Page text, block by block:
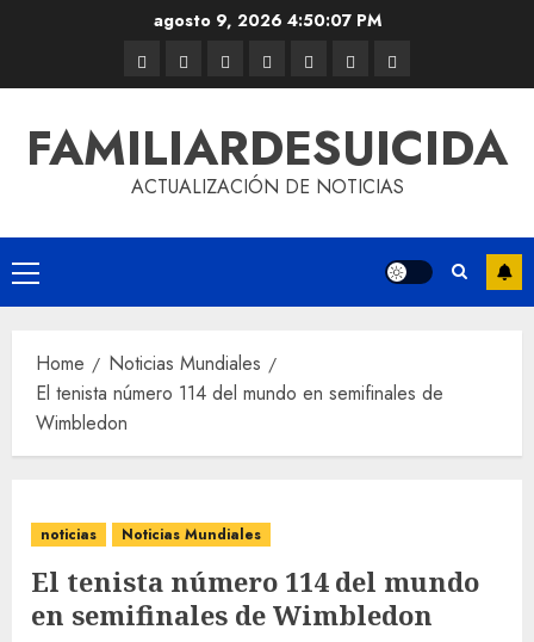
agosto 9, 2026 4:50:08 PM
FAMILIARDESUICIDA
ACTUALIZACIÓN DE NOTICIAS
Home
Noticias Mundiales
El tenista número 114 del mundo en semifinales de
Wimbledon
noticias Noticias Mundiales
El tenista número 114 del mundo
en semifinales de Wimbledon